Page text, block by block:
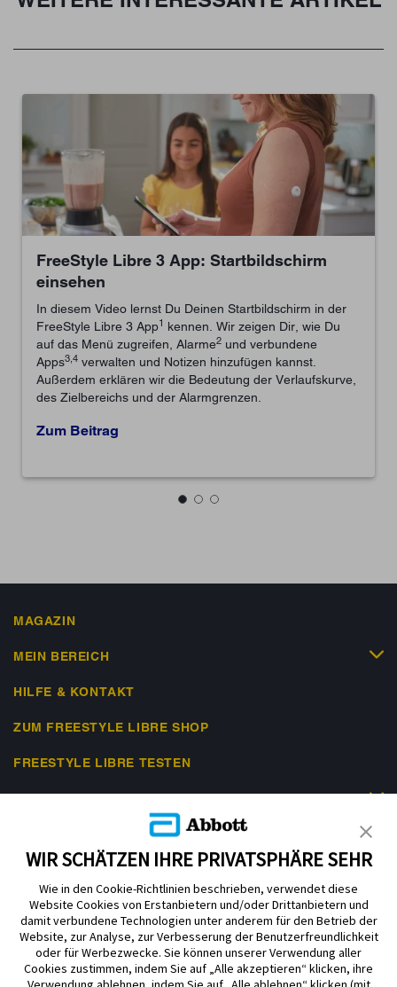
in der
wie Du
FreeStyle Libre 3 App: Glukose-
In diesem Video erfahrst Du, wie Du in Deiner
Libre 3 App1Glukose-Alarme2 einrichten kannst.
Zum Beitrag
MAGAZIN
MEIN BEREICH
HILFE & KONTAKT
ZUM FREESTYLE LIBRE SHOP
FREESTYLE LIBRE TESTEN
RECHTLICHES
Nutzungsbedingungen Datenschutzerklärung
Impressum
Cookie-Präferenzen
ADC-2645099 v9.0
WIR SCHÄTZEN IHRE PRIVATSPHÄRE SEHR
Wie in den Cookie-Richtlinien beschrieben, verwendet diese
Website Cookies von Erstanbietern und/oder Drittanbietern und
damit verbundene Technologien unter anderem für den Betrieb der
Website, zur Analyse, zur Verbesserung der Benutzerfreundlichkeit
oder für Werbezwecke. Sie können unserer Verwendung aller
Cookies zustimmen, indem Sie auf „Alle akzeptieren“ klicken, ihre